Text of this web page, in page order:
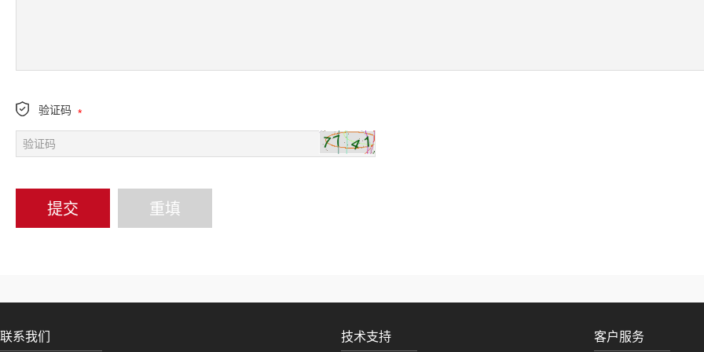
验证码 *
联系我们 技术支持 客户服务